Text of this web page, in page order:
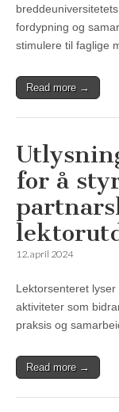
fordypning og
stimulere til faglige
Read more →
for å
12. april 2024
Lektorsenteret
aktiviteter som
praksis og
Read more →